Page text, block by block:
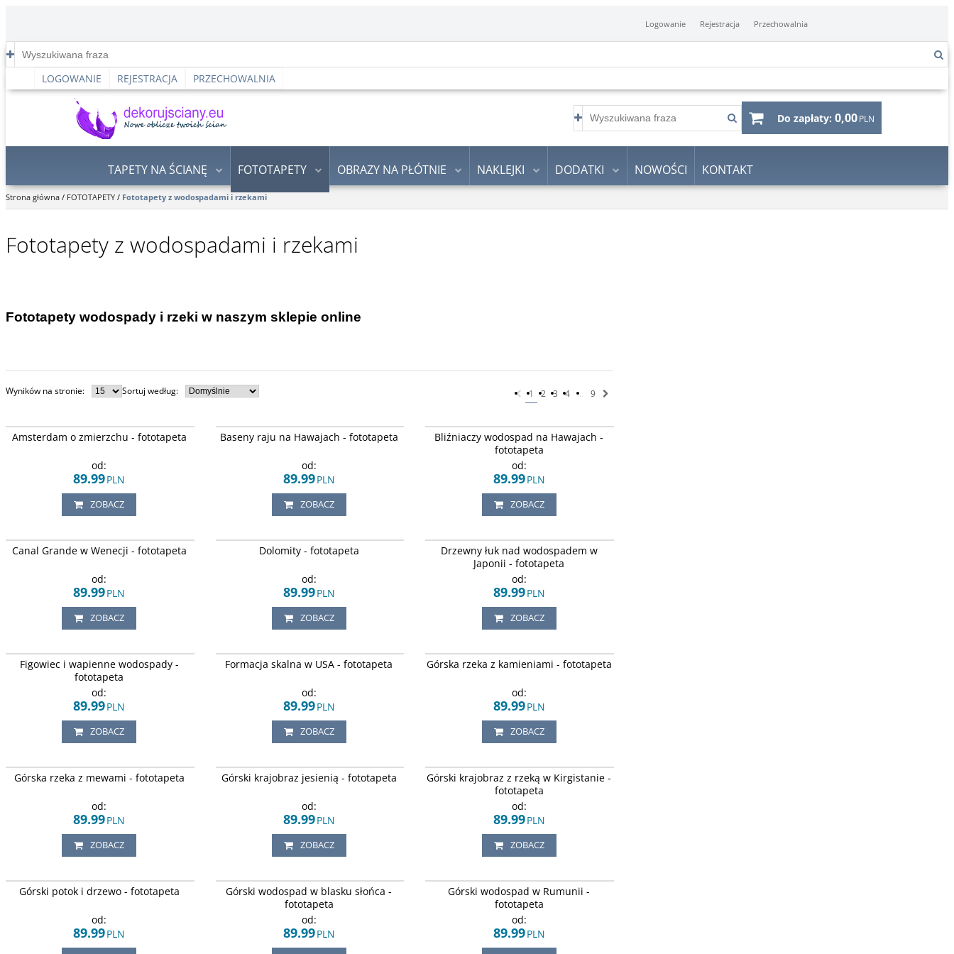
Logowanie Rejestracja Przechowalnia
LOGOWANIE REJESTRACJA PRZECHOWALNIA
Do zapłaty: 0,00PLN
TAPETY NA ŚCIANĘ FOTOTAPETY OBRAZY NA PŁÓTNIE NAKLEJKI DODATKI NOWOŚCI KONTAKT
Strona główna / FOTOTAPETY / Fototapety z wodospadami i rzekami
Fototapety z wodospadami i rzekami
Fototapety wodospady i rzeki w naszym sklepie online
Wyników na stronie: Sortuj według: 1 2 3 4 ... 9
Kolorowy zachód słońca nad wodnymi kanałami
w Amsterdamu.
Amsterdam o zmierzchu - fototapeta
od:
89.99PLN
ZOBACZ
Cudowny krajobraz zachodzącego słońca nad
Basenami raju, pięknymi wodospadami na
Hawajach.
Baseny raju na Hawajach - fototapeta
od:
89.99PLN
ZOBACZ
Bujny, zielony las otaczający bliźniacze
wodospady, wpadające do lazurowej wody, na
Bliźniaczy wodospad na Hawajach -
fototapeta
od:
89.99PLN
ZOBACZ
Widok przedstawia mewę wznoszącą się nad
rzeką weneckiego miasta.
Canal Grande w Wenecji - fototapeta
od:
89.99PLN
ZOBACZ
Wysokie góry i płynący potok.
Dolomity - fototapeta
od:
89.99PLN
ZOBACZ
Wodospad płynący pod skalnym łukiem, wśród
bujnej zieleni lasu, w Japonii.
Drzewny łuk nad wodospadem w
Japonii - fototapeta
od:
89.99PLN
ZOBACZ
Widok na wapienny wodospad wśród skał i
figowe drzewo.
Figowiec i wapienne wodospady -
fototapeta
od:
89.99PLN
ZOBACZ
Górskie szczyty oraz las i płynącą rzekę w USA.
Formacja skalna w USA - fototapeta
od:
89.99PLN
ZOBACZ
Kamienie ułożone nieregularnie w górskiej
rzece.
Górska rzeka z kamieniami - fototapeta
od:
89.99PLN
ZOBACZ
Mewy szybujące nad górską rzeką, w
promieniach zachodzącego słońca.
Górska rzeka z mewami - fototapeta
od:
89.99PLN
ZOBACZ
Jesienny, górski krajobraz.
Górski krajobraz jesienią - fototapeta
od:
89.99PLN
ZOBACZ
Rzeka płynąca przez wiosenny, górski krajobraz.
Górski krajobraz z rzeką w Kirgistanie -
fototapeta
od:
89.99PLN
ZOBACZ
Górski potok płynący przez bujny, zielony las.
Górski potok i drzewo - fototapeta
od:
89.99PLN
Górski wodospad w blasku promieni
słonecznych.
Górski wodospad w blasku słońca -
fototapeta
od:
89.99PLN
Wodospad płynący przez zielone górskie skały.
Górski wodospad w Rumunii -
fototapeta
od:
89.99PLN